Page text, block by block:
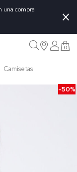
una compra
×
0
Camisetas
-50%